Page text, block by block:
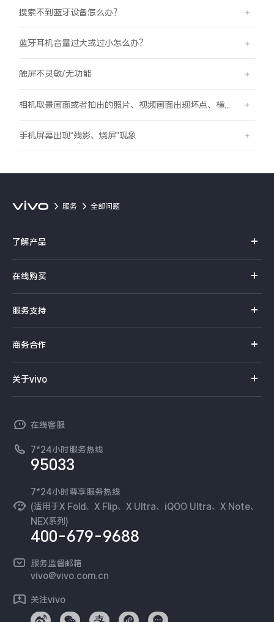
搜索不到蓝牙设备怎么办？
蓝牙耳机音量过大或过小怎么办？
触屏不灵敏/无功能
相机取景画面或者拍出的照片、视频画面出现坏点、横线、竖线的现象
手机屏幕出现“残影、烧屏”现象
服务 全部问题
了解产品
S系列
Y系列
iQOO手机
T系列
NEX系列
在线购买
选购手机
选购配件
订单查询
服务支持
服务网点
查找手机
环保回收
安全公告
服务隐私政策
Log还原LUTs下载
vivo 办公套件
商务合作
开放平台
vivo 企业业务
廉正合规
国补营业执照
无线电发射设备销售备案
关于vivo
工作机会
新闻资讯
可持续发展
vivo 蔡司影像
开发者社区
在线客服
7*24小时服务热线
95033
7*24小时尊享服务热线
(适用于X Fold、X Flip、X Ultra、iQOO Ultra、X Note、
NEX系列)
400-679-9688
服务监督邮箱
vivo@vivo.com.cn
关注vivo